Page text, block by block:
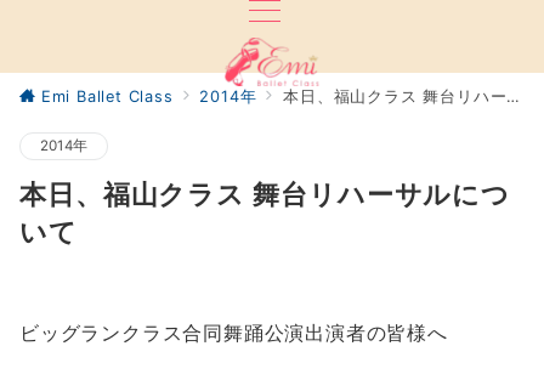
Emi Ballet Class 2014年 本日、福山クラス 舞台リハーサルについて
2014年
本日、福山クラス 舞台リハーサルにつ
いて
ビッグランクラス合同舞踊公演出演者の皆様へ